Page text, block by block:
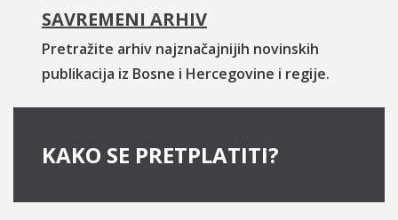
SAVREMENI ARHIV
Pretražite arhiv najznačajnijih novinskih
publikacija iz Bosne i Hercegovine i regije.
KAKO SE PRETPLATITI?